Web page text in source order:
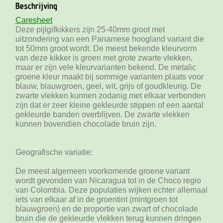
Beschrijving
Caresheet
Deze pijlgifkikkers zijn 25-40mm groot met
uitzondering van een Panamese hoogland variant die
tot 50mm groot wordt. De meest bekende kleurvorm
van deze kikker is groen met grote zwarte vlekken,
maar er zijn vele kleurvarianten bekend. De metalic
groene kleur maakt bij sommige varianten plaats voor
blauw, blauwgroen, geel, wit, grijs of goudkleurig. De
zwarte vlekken kunnen zodanig met elkaar verbonden
zijn dat er zeer kleine gekleurde stippen of een aantal
gekleurde banden overblijven. De zwarte vlekken
kunnen bovendien chocolade bruin zijn.
Geografische variatie:
De meest algemeen voorkomende groene variant
wordt gevonden van Nicaragua tot in de Choco regio
van Colombia. Deze populaties wijken echter allemaal
iets van elkaar af in de groentint (mintgroen tot
blauwgroen) en de proportie van zwart of chocolade
bruin die de gekleurde vlekken terug kunnen dringen